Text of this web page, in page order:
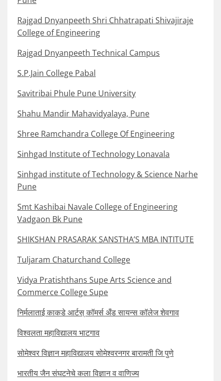
Rajgad Dnyanpeeth Shri Chhatrapati Shivajiraje
College of Engineering
Rajgad Dnyanpeeth Technical Campus
S.P.Jain College Pabal
Savitribai Phule Pune University
Shahu Mandir Mahavidyalaya, Pune
Shree Ramchandra College Of Engineering
Sinhgad Institute of Technology Lonavala
Sinhgad institute of Technology & Science Narhe
Pune
Smt Kashibai Navale College of Engineering
Vadgaon Bk Pune
SHIKSHAN PRASARAK SANSTHA’S MBA INTITUTE
Tuljaram Chaturchand College
Vidya Pratishthans Supe Arts Science and
Commerce College Supe
निर्मलाताई काकडे आर्टस् कॉमर्स अँड सायन्स कॉलेज शेवगाव
विश्वलता महाविद्यालय भाटगाव
सोमेश्वर विज्ञान महाविद्यालय सोमेश्वरनगर बारामती जि पुणे
भारतीय जैन संघटनेचे कला विज्ञान व वाणिज्य